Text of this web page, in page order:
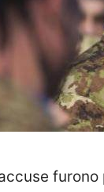
furono